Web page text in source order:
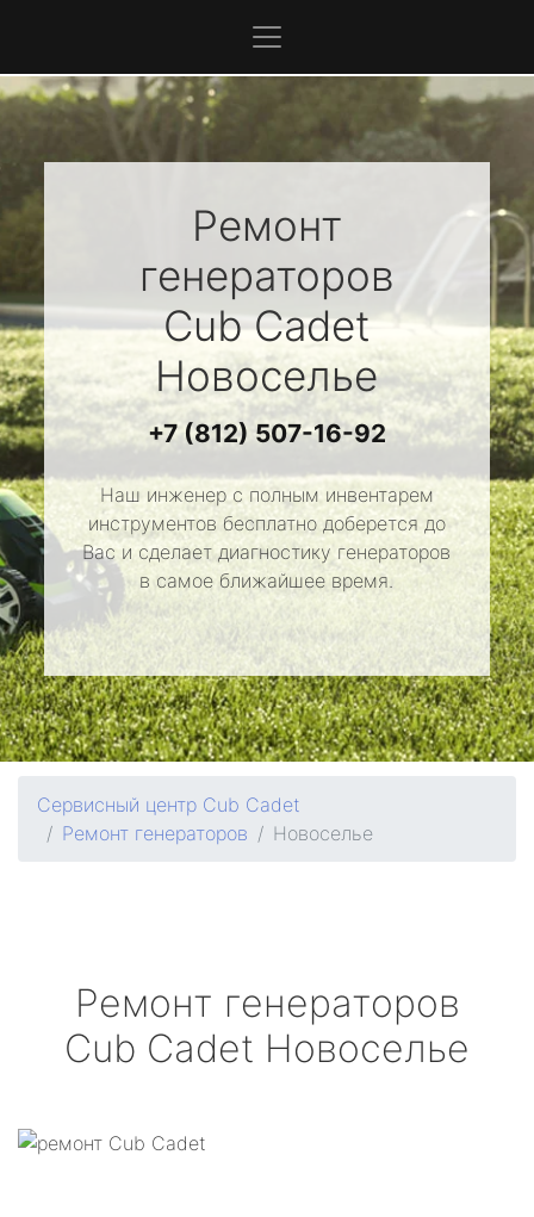
Ремонт
генераторов
Cub Cadet
Новоселье
+7 (812) 507-16-92
Наш инженер с полным инвентарем
инструментов бесплатно доберется до
Вас и сделает диагностику генераторов
в самое ближайшее время.
Сервисный центр Cub Cadet
Ремонт генераторов
Новоселье
Ремонт генераторов
Cub Cadet Новоселье